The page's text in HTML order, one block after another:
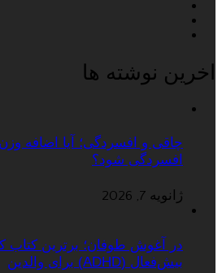
اخرین نوشته ها
چاقی و افسردگی؛ آیا اضافه
افسردگی شود؟
ژانویه 7, 2026
در آغوش طوفان؛ برترین کتاب
بیش‌فعال (ADHD) برای والدین